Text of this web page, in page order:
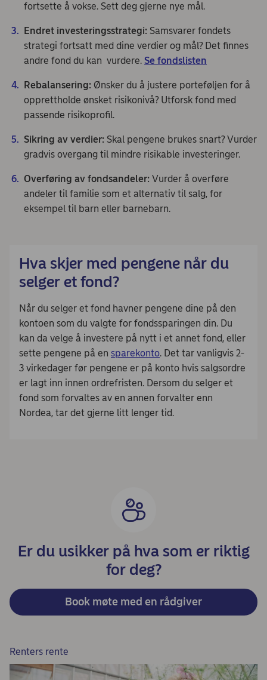
fortsette å vokse. Sett deg gjerne nye mål.
Endret investeringsstrategi: Samsvarer fondets
strategi fortsatt med dine verdier og mål? Det finnes
andre fond du kan vurdere. Se fondslisten
Rebalansering: Ønsker du å justere porteføljen for å
opprettholde ønsket risikonivå? Utforsk fond med
passende risikoprofil.
Sikring av verdier: Skal pengene brukes snart? Vurder
gradvis overgang til mindre risikable investeringer.
Overføring av fondsandeler: Vurder å overføre
andeler til familie som et alternativ til salg, for
eksempel til barn eller barnebarn.
Hva skjer med pengene når du
selger et fond?
Når du selger et fond havner pengene dine på den
kontoen som du valgte for fondssparingen din. Du
kan da velge å investere på nytt i et annet fond, eller
sette pengene på en sparekonto. Det tar vanligvis 2-
3 virkedager før pengene er på konto hvis salgsordre
er lagt inn innen ordrefristen. Dersom du selger et
fond som forvaltes av en annen forvalter enn
Nordea, tar det gjerne litt lenger tid.
Er du usikker på hva som er riktig
for deg?
Book møte med en rådgiver
Renters rente